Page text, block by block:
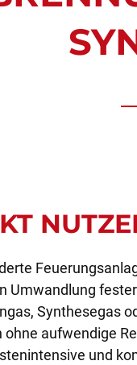
Umwandlung
Synthesegas
aufwendige
und